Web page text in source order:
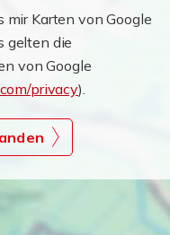
Karten von Google
gelten die
von Google
privacy).